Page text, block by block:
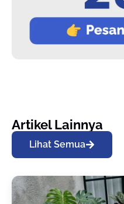
Artikel Lainnya
Lihat Semua